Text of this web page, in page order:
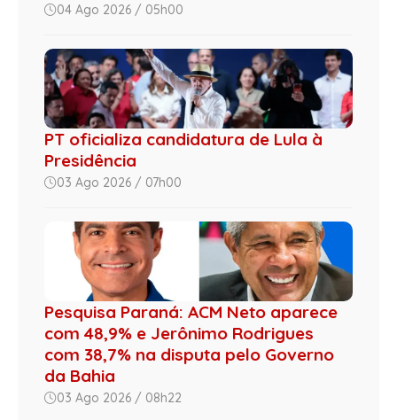
04 Ago 2026 / 05h00
PT oficializa candidatura de Lula à
Presidência
03 Ago 2026 / 07h00
Pesquisa Paraná: ACM Neto aparece
com 48,9% e Jerônimo Rodrigues
com 38,7% na disputa pelo Governo
da Bahia
03 Ago 2026 / 08h22